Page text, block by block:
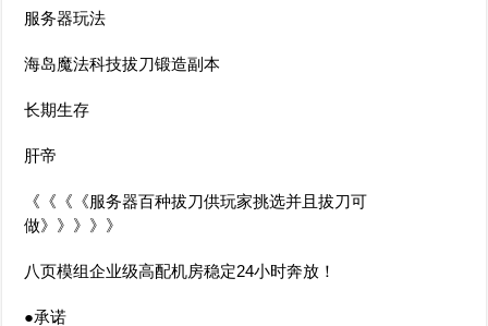
服务器玩法
海岛魔法科技拔刀锻造副本
长期生存
肝帝
《《《《服务器百种拔刀供玩家挑选并且拔刀可
做》》》》》
八页模组企业级高配机房稳定24小时奔放！
●承诺